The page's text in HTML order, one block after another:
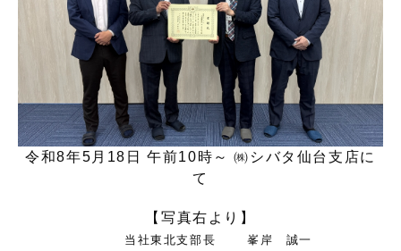
令和8年5月18日 午前10時～ ㈱シバタ仙台支店に
て
【写真右より】
当社東北支部長 峯岸 誠一